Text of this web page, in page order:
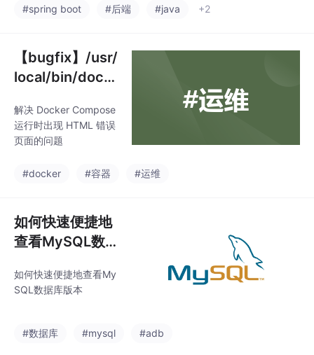
的输入流若未显式关
除。，延迟或禁用临时
文件
藏文件未显示、路径分
理检查：通过资源管理
器或IDEA确认.gitignor
e存在且内容正确。状态
件，确保规则优先级正
确。环境适配：处理Wi
ndows特有的路径、换
用IDEA的Git工具窗口
#spring boot #后端 #java +2
【bugfix】/usr/
local/bin/dock
1: html: 没有那
个文件或目录
解决 Docker Compose
运行时出现 HTML 错误
页面的问题
#docker #容器 #运维
如何快速便捷地
查看MySQL数
如何快速便捷地查看My
SQL数据库版本
#数据库 #mysql #adb